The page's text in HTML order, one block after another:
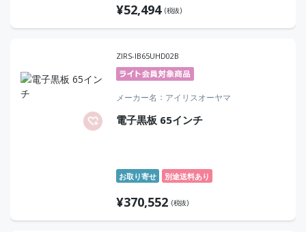
¥52,494 (税抜)
ZIRS-IB65UHD02B
メーカー名 アイリスオーヤマ
電子黒板 65インチ
お取り寄せ 別途送料あり
¥370,552 (税抜)